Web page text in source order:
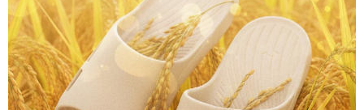
２．關於個人資料處理事宜，請瀏覽以下網址：
https://aftee.tw/terms/#terms3
３．未成年的使用者請事先徵得法定代理人或監護人之同意方可使用
「AFTEE先享後付」，若未經同意申辦者引起之損失，本公司不負相關責
任。
４．使用「AFTEE先享後付」時，將依據個別帳號之用戶狀況，依本公司即
時審查核予不同之上限額度；若仍有額度不足之情形，本公司將視審查結果
離島宅配
每筆NT$150，滿NT$800(含以上)免運費
港澳地區 查看運費